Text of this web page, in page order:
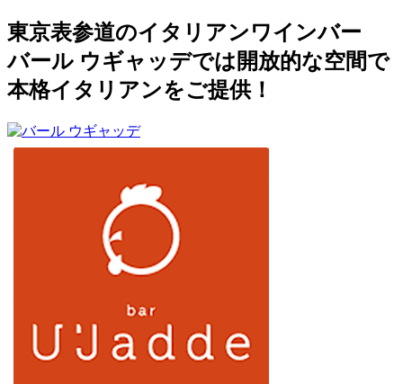
東京表参道のイタリアンワインバー
バール ウギャッデでは開放的な空間で
本格イタリアンをご提供！